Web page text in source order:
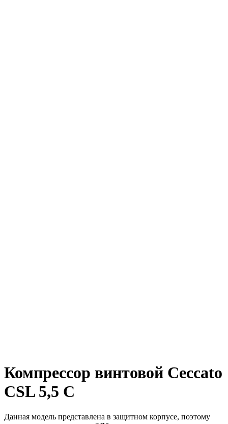
Компрессор винтовой Ceccato
CSL 5,5 C
Данная модель представлена в защитном корпусе, поэтому